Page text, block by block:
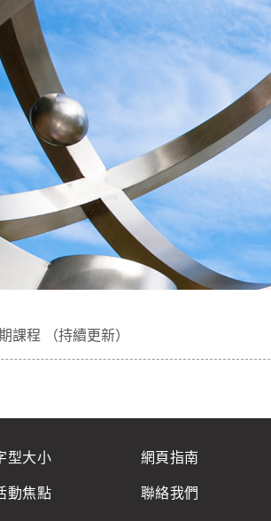
課程 （持續更新）
型大小
動焦點
網頁指南
聯絡我們